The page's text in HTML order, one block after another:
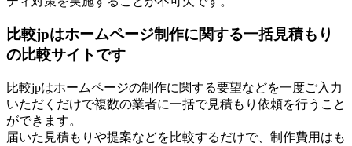
比較jpはホームページ制作に関する一括見積もり
の比較サイトです
比較jpはホームページの制作に関する要望などを一度ご入力
いただくだけで複数の業者に一括で見積もり依頼を行うこと
ができます。
届いた見積もりや提案などを比較するだけで、制作費用はも